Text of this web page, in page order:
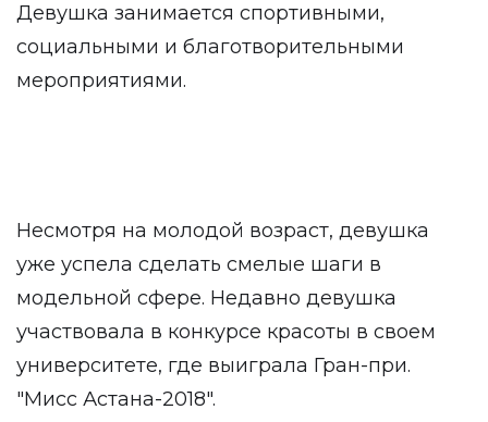
Девушка занимается спортивными,
социальными и благотворительными
мероприятиями.
Несмотря на молодой возраст, девушка
уже успела сделать смелые шаги в
модельной сфере. Недавно девушка
участвовала в конкурсе красоты в своем
университете, где выиграла Гран-при.
"Мисс Астана-2018".